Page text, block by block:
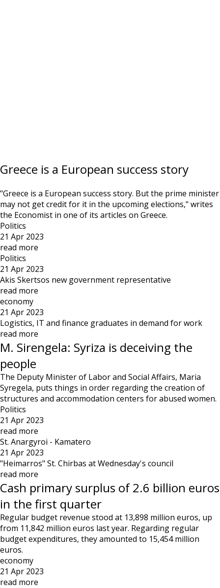
Greece is a European success story
"Greece is a European success story. But the prime minister
may not get credit for it in the upcoming elections," writes
the Economist in one of its articles on Greece.
Politics
21 Apr 2023
read more
Politics
21 Apr 2023
Akis Skertsos new government representative
read more
economy
21 Apr 2023
Logistics, IT and finance graduates in demand for work
read more
M. Sirengela: Syriza is deceiving the
people
The Deputy Minister of Labor and Social Affairs, Maria
Syregela, puts things in order regarding the creation of
structures and accommodation centers for abused women.
Politics
21 Apr 2023
read more
St. Anargyroi - Kamatero
21 Apr 2023
"Heimarros" St. Chirbas at Wednesday's council
read more
Cash primary surplus of 2.6 billion euros
in the first quarter
Regular budget revenue stood at 13,898 million euros, up
from 11,842 million euros last year. Regarding regular
budget expenditures, they amounted to 15,454 million
euros.
economy
21 Apr 2023
read more